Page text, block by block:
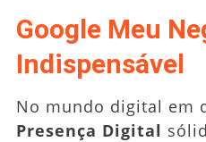
Google Meu
Indispensável
No mundo digital em
Presença Digital